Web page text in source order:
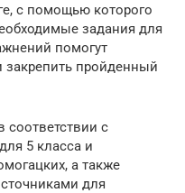
с помощью которого
задания для
помогут
закрепить пройденный
соответствии с
5 класса и
а также
для